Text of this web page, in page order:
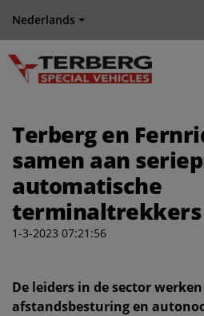
Nederlands
Terberg en
samen aan
automatische
terminaltrekkers
1-3-2023 07:21:56
De leiders in de sector
afstandsbesturing en